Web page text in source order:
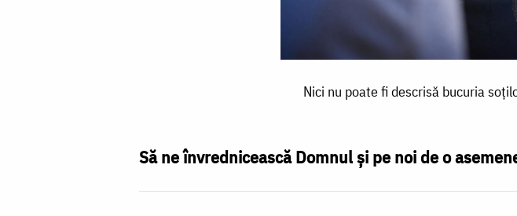
Nici nu poate fi descrisă bucuria
Să ne învrednicească Domnul și pe noi de o